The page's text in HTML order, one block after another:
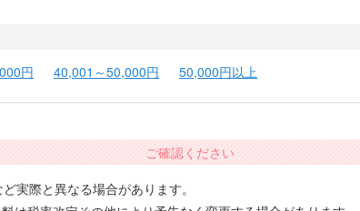
円 40,001～50,000円 50,000円以上
ご確認ください
実際と異なる場合があります。